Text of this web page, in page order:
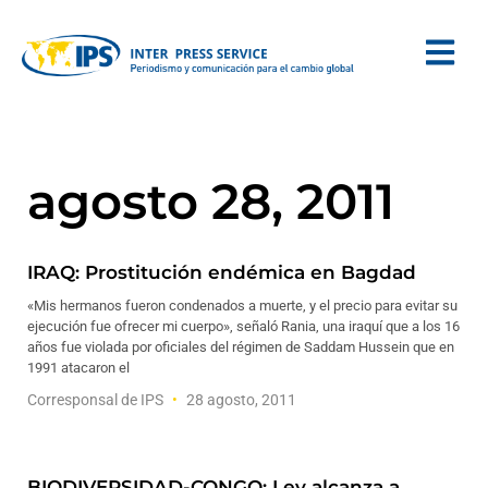
agosto 28, 2011
IRAQ: Prostitución endémica en Bagdad
«Mis hermanos fueron condenados a muerte, y el precio para evitar su
ejecución fue ofrecer mi cuerpo», señaló Rania, una iraquí que a los 16
años fue violada por oficiales del régimen de Saddam Hussein que en
1991 atacaron el
Corresponsal de IPS 28 agosto, 2011